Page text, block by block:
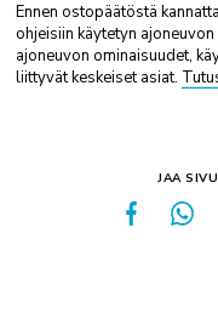
Ennen ostopäätöstä
ohjeisiin käytetyn
ajoneuvon ominaisuudet,
liittyvät keskeiset asiat.
JAA SIVU